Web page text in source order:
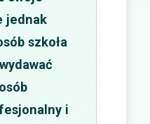
jednak
szkoła
i